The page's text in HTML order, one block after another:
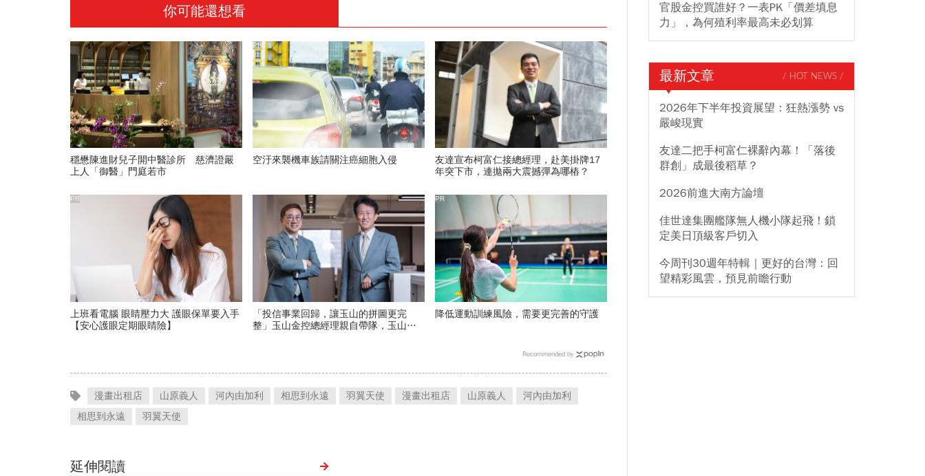
你可能還想看
穩懋陳進財兒子開中醫診所 慈濟證嚴
上人「御醫」門庭若市
空汙來襲機車族請關注癌細胞入侵
PR
友達宣布柯富仁接總經理，赴美掛牌17
年突下市，連拋兩大震撼彈為哪樁？
上班看電腦 眼睛壓力大 護眼保單要入手
【安心護眼定期眼睛險】
PR
「投信事業回歸，讓玉山的拼圖更完
整」玉山金控總經理親自帶隊，玉山投
降低運動訓練風險，需要更完善的守護
PR
Recommended by
漫畫出租店 山原義人 河內由加利 相思到永遠 羽翼天使 漫畫出租店 山原義人
河內由加利
相思到永遠
羽翼天使
延伸閱讀
官股金控買誰好？一表PK「價差填息
力」，為何殖利率最高未必划算
最新文章 / HOT NEWS /
2026年下半年投資展望：狂熱漲勢 vs
嚴峻現實
友達二把手柯富仁裸辭內幕！「落後
群創」成最後稻草？
2026前進大南方論壇
佳世達集團艦隊無人機小隊起飛！鎖
定美日頂級客戶切入
今周刊30週年特輯｜更好的台灣：回
望精彩風雲，預見前瞻行動